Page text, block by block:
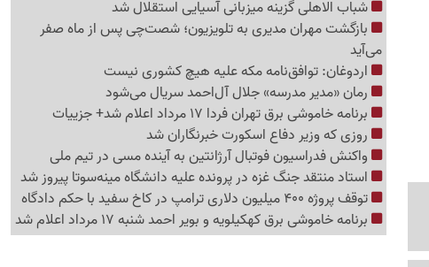
شباب الاهلی گزینه میزبانی آسیایی استقلال شد
بازگشت مهران مدیری به تلویزیون؛ شصت‌چی پس از ماه صفر
می‌آید
اردوغان: توافق‌نامه مکه علیه هیچ کشوری نیست
رمان «مدیر مدرسه» جلال آل‌احمد سریال می‌شود
برنامه خاموشی برق تهران فردا 17 مرداد اعلام شد+ جزییات
روزی که وزیر دفاع اسکورت خبرنگاران شد
واکنش فدراسیون فوتبال آرژانتین به آینده مسی در تیم ملی
استاد منتقد جنگ غزه در پرونده علیه دانشگاه مینه‌سوتا پیروز شد
توقف پروژه 400 میلیون دلاری ترامپ در کاخ سفید با حکم دادگاه
برنامه خاموشی برق کهکیلویه و بویر احمد شنبه 17 مرداد اعلام شد